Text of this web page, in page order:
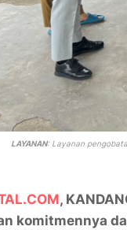
LAYANAN: Layanan
,
komitmennya